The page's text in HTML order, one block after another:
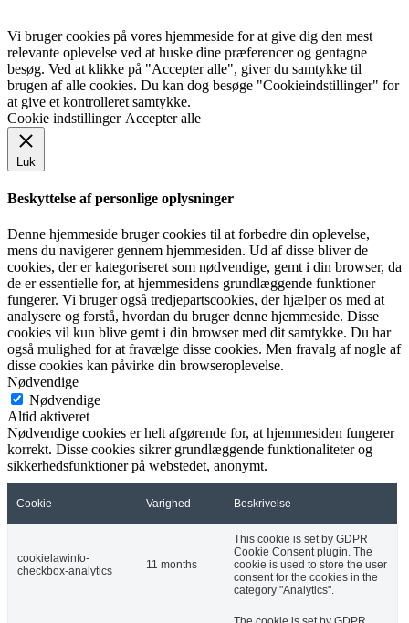
Vi bruger cookies på vores hjemmeside for at give dig den mest
relevante oplevelse ved at huske dine præferencer og gentagne
besøg. Ved at klikke på "Accepter alle", giver du samtykke til
brugen af alle cookies. Du kan dog besøge "Cookieindstillinger" for
at give et kontrolleret samtykke.
Cookie indstillinger Accepter alle
Luk
Beskyttelse af personlige oplysninger
Denne hjemmeside bruger cookies til at forbedre din oplevelse,
mens du navigerer gennem hjemmesiden. Ud af disse bliver de
cookies, der er kategoriseret som nødvendige, gemt i din browser, da
de er essentielle for, at hjemmesidens grundlæggende funktioner
fungerer. Vi bruger også tredjepartscookies, der hjælper os med at
analysere og forstå, hvordan du bruger denne hjemmeside. Disse
cookies vil kun blive gemt i din browser med dit samtykke. Du har
også mulighed for at fravælge disse cookies. Men fravalg af nogle af
disse cookies kan påvirke din browseroplevelse.
Nødvendige
Nødvendige
Altid aktiveret
Nødvendige cookies er helt afgørende for, at hjemmesiden fungerer
korrekt. Disse cookies sikrer grundlæggende funktionaliteter og
sikkerhedsfunktioner på webstedet, anonymt.
Cookie Varighed Beskrivelse
cookielawinfo-
checkbox-analytics
11 months
This cookie is set by GDPR
Cookie Consent plugin. The
cookie is used to store the user
consent for the cookies in the
category "Analytics".